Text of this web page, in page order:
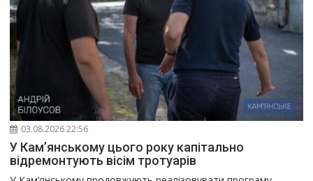
03.08.2026 22:56
У Кам’янському цього року капітально
відремонтують вісім тротуарів